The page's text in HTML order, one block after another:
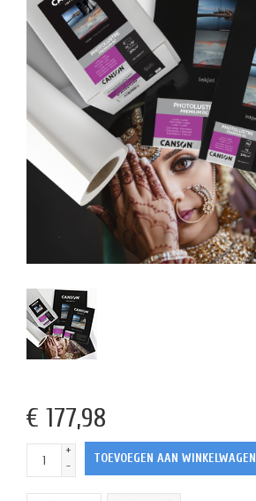
€ 177,98
+
-
TOEVOEGEN AAN WINKELWAGEN